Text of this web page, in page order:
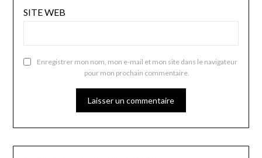
SITE WEB
Enregistrer mon nom, mon e-mail et mon site dans le navigateur
pour mon prochain commentaire.